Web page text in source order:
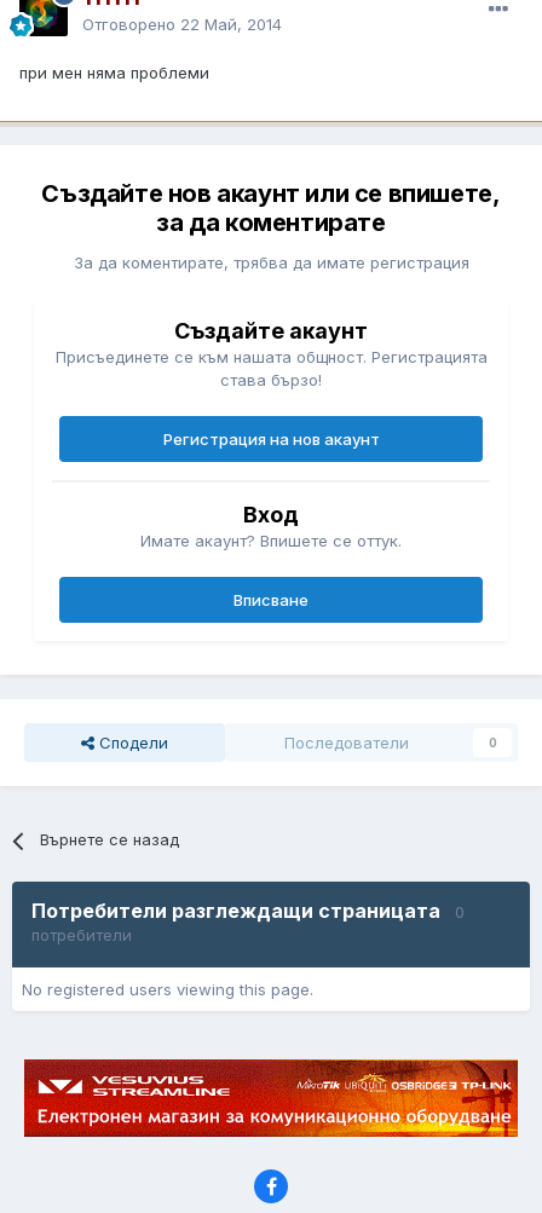
Отговорено 22 Май, 2014
при мен няма проблеми
Създайте нов акаунт или се впишете,
за да коментирате
За да коментирате, трябва да имате регистрация
Създайте акаунт
Присъединете се към нашата общност. Регистрацията
става бързо!
Регистрация на нов акаунт
Вход
Имате акаунт? Впишете се оттук.
Вписване
Сподели Последователи 0
Върнете се назад
Потребители разглеждащи страницата
0
потребители
No registered users viewing this page.